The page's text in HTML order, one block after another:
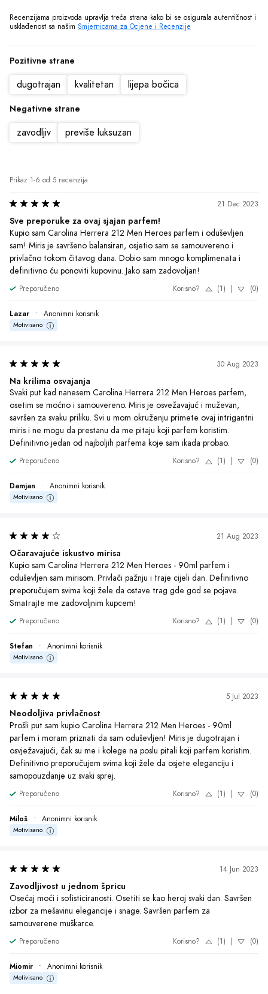
Recenzijama proizvoda upravlja treća strana kako bi se osigurala autentičnost i
usklađenost sa našim Smjernicama za Ocjene i Recenzije
Pozitivne strane
dugotrajan kvalitetan lijepa bočica
Negativne strane
zavodljiv previše luksuzan
Prikaz 1-6 od 5 recenzija
21 Dec 2023
Sve preporuke za ovaj sjajan parfem!
Kupio sam Carolina Herrera 212 Men Heroes parfem i oduševljen
sam! Miris je savršeno balansiran, osjetio sam se samouvereno i
privlačno tokom čitavog dana. Dobio sam mnogo komplimenata i
definitivno ću ponoviti kupovinu. Jako sam zadovoljan!
Preporučeno Korisno? (1) | (0)
Lazar • Anonimni korisnik
Motivisano
30 Aug 2023
Na krilima osvajanja
Svaki put kad nanesem Carolina Herrera 212 Men Heroes parfem,
osetim se moćno i samouvereno. Miris je osvežavajuć i muževan,
savršen za svaku priliku. Svi u mom okruženju primete ovaj intrigantni
miris i ne mogu da prestanu da me pitaju koji parfem koristim.
Definitivno jedan od najboljih parfema koje sam ikada probao.
Preporučeno Korisno? (1) (0)
Damjan • Anonimni korisnik
Motivisano
21 Aug 2023
Očaravajuće iskustvo mirisa
Kupio sam Carolina Herrera 212 Men Heroes - 90ml parfem i
oduševljen sam mirisom. Privlači pažnju i traje cijeli dan. Definitivno
preporučujem svima koji žele da ostave trag gde god se pojave.
Smatrajte me zadovoljnim kupcem!
Preporučeno Korisno? (1) (0)
Stefan • Anonimni korisnik
Motivisano
5 Jul 2023
Neodoljiva privlačnost
Prošli put sam kupio Carolina Herrera 212 Men Heroes - 90ml
parfem i moram priznati da sam oduševljen! Miris je dugotrajan i
osvježavajući, čak su me i kolege na poslu pitali koji parfem koristim.
Definitivno preporučujem svima koji žele da osjete eleganciju i
samopouzdanje uz svaki sprej.
Preporučeno Korisno? (1) (0)
Miloš • Anonimni korisnik
Motivisano
14 Jun 2023
Zavodljivost u jednom špricu
Osećaj moći i sofisticiranosti. Osetiti se kao heroj svaki dan. Savršen
izbor za mešavinu elegancije i snage. Savršen parfem za
samouverene muškarce.
Preporučeno Korisno? (1) | (0)
Miomir • Anonimni korisnik
Motivisano